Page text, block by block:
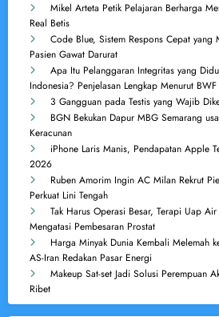
Mikel Arteta Petik Pelajaran Berharga
Real Betis
Code Blue, Sistem Respons Cepat yang
Pasien Gawat Darurat
Apa Itu Pelanggaran Integritas yang
Indonesia? Penjelasan Lengkap Menurut BWF
3 Gangguan pada Testis yang Wajib
BGN Bekukan Dapur MBG Semarang
Keracunan
iPhone Laris Manis, Pendapatan Apple
2026
Ruben Amorim Ingin AC Milan Rekrut
Perkuat Lini Tengah
Tak Harus Operasi Besar, Terapi Uap
Mengatasi Pembesaran Prostat
Harga Minyak Dunia Kembali Melemah
AS-Iran Redakan Pasar Energi
Makeup Sat-set Jadi Solusi Perempuan
Ribet